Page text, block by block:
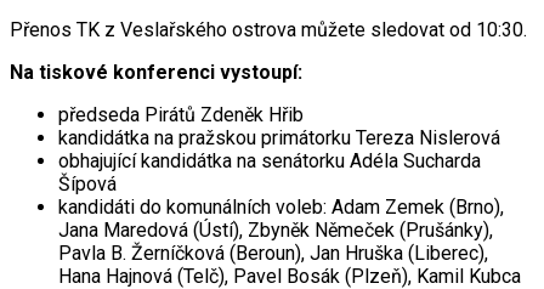
Přenos TK z Veslařského ostrova můžete sledovat od 10:30.
Na tiskové konferenci vystoupí:
předseda Pirátů Zdeněk Hřib
kandidátka na pražskou primátorku Tereza Nislerová
obhajující kandidátka na senátorku Adéla Sucharda
Šípová
kandidáti do komunálních voleb: Adam Zemek (Brno),
Jana Maredová (Ústí), Zbyněk Němeček (Prušánky),
Pavla B. Žerníčková (Beroun), Jan Hruška (Liberec),
Hana Hajnová (Telč), Pavel Bosák (Plzeň), Kamil Kubca